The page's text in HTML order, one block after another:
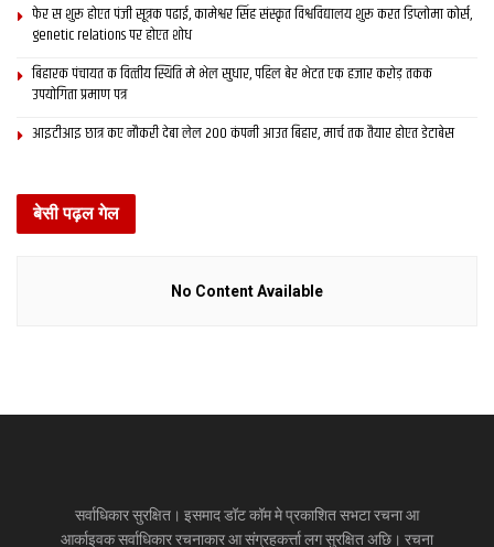
फेर स शुरू होएत पंजी सूत्रक पढाई, कामेश्वर सिंह संस्कृत विश्वविद्यालय शुरू करत डिप्लोमा कोर्स,
genetic relations पर होएत शोध
बिहारक पंचायत क वित्‍तीय स्थिति मे भेल सुधार, पहिल बेर भेटत एक हजार करोड़ तकक
उपयोगिता प्रमाण पत्र
आइटीआइ छात्र कए नौकरी देबा लेल 200 कंपनी आउत बिहार, मार्च तक तैयार होएत डेटाबेस
बेसी पढ़ल गेल
No Content Available
सर्वाधिकार सुरक्षित। इसमाद डॉट कॉम मे प्रकाशित सभटा रचना आ
आर्काइवक सर्वाधिकार रचनाकार आ संग्रहकर्त्ता लग सुरक्षित अछि। रचना